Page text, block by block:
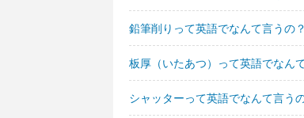
鉛筆削りって英語でなんて言うの？
板厚（いたあつ）って英語でなん
シャッターって英語でなんて言う